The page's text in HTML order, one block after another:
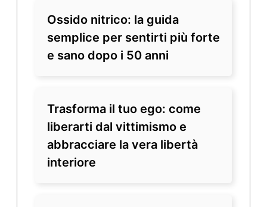
Ossido nitrico: la guida
semplice per sentirti più forte
e sano dopo i 50 anni
Trasforma il tuo ego: come
liberarti dal vittimismo e
abbracciare la vera libertà
interiore